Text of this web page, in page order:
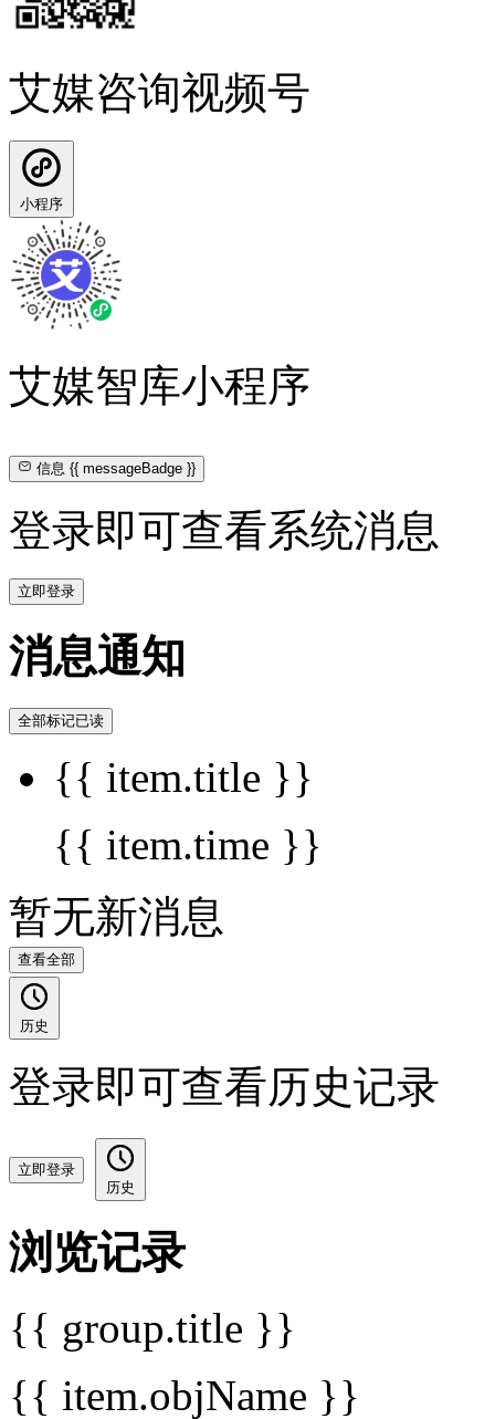
艾媒咨询视频号
小程序
艾媒智库小程序
信息{{ messageBadge }}
登录即可查看系统消息
立即登录
消息通知
全部标记已读
{{ item.title }}
{{ item.time }}
暂无新消息
查看全部
历史
登录即可查看历史记录
立即登录
历史
浏览记录
{{ group.title }}
{{ item.objName }}